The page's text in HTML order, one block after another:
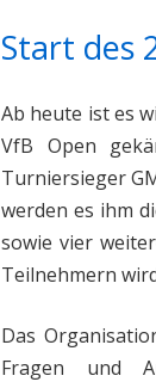
Start des
Ab heute ist es
VfB Open
Turniersieger
werden es ihm
sowie vier
Teilnehmern
Das
Fragen und